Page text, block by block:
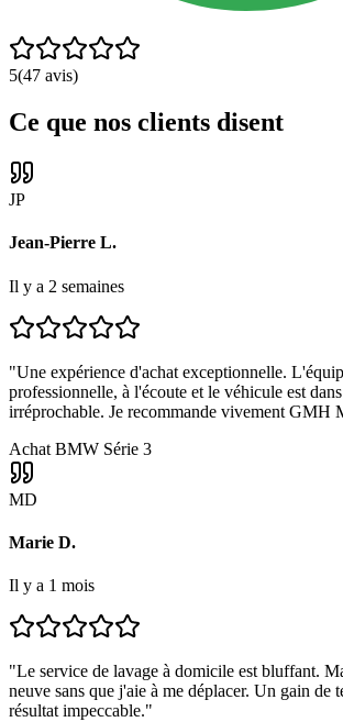
5(47 avis)
Ce que nos clients disent
JP
Jean-Pierre L.
Il y a 2 semaines
"Une expérience d'achat exceptionnelle.
professionnelle, à l'écoute et le véhicule est
irréprochable. Je recommande vivement GMH
Achat BMW Série 3
MD
Marie D.
Il y a 1 mois
"Le service de lavage à domicile est bluffant.
neuve sans que j'aie à me déplacer. Un gain de
résultat impeccable."